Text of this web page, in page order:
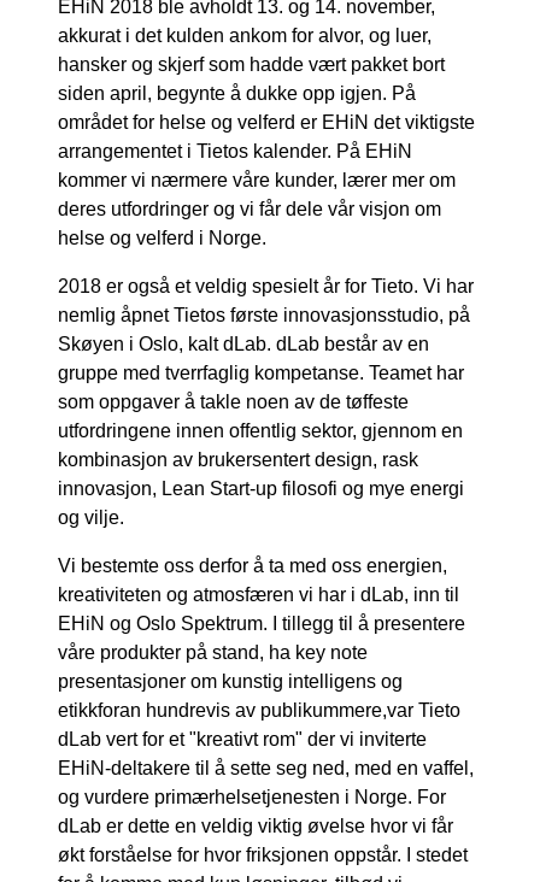
EHiN 2018 ble avholdt 13. og 14. november,
akkurat i det kulden ankom for alvor, og luer,
hansker og skjerf som hadde vært pakket bort
siden april, begynte å dukke opp igjen. På
området for helse og velferd er EHiN det viktigste
arrangementet i Tietos kalender. På EHiN
kommer vi nærmere våre kunder, lærer mer om
deres utfordringer og vi får dele ​​vår visjon om
helse og velferd i Norge.
2018 er også et veldig spesielt år for Tieto. Vi har
nemlig åpnet Tietos første innovasjonsstudio, på
Skøyen i Oslo, kalt dLab. dLab består av en
gruppe med tverrfaglig kompetanse. Teamet har
som oppgaver å takle noen av de tøffeste
utfordringene innen offentlig sektor, gjennom en
kombinasjon av brukersentert design, rask
innovasjon, Lean Start-up filosofi og mye energi
og vilje.
Vi bestemte oss derfor å ta med oss energien,
kreativiteten og atmosfæren vi har i dLab, inn til
EHiN og Oslo Spektrum. I tillegg til å presentere
våre produkter på stand, ha key note
presentasjoner om kunstig intelligens og
etikkforan hundrevis av publikummere,var Tieto
dLab vert for et "kreativt rom" der vi inviterte
EHiN-deltakere til å sette seg ned, med en vaffel,
og vurdere primærhelsetjenesten i Norge. For
dLab er dette en veldig viktig øvelse hvor vi får
økt forståelse for hvor friksjonen oppstår. I stedet